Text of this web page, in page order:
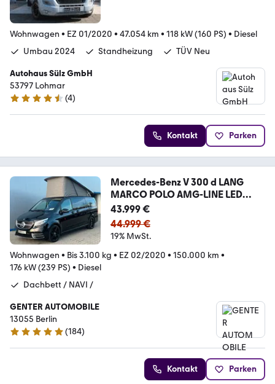
Wohnwagen • EZ 01/2020 • 47.054 km • 118 kW (160 PS) • Diesel
Umbau 2024
Standheizung TÜV Neu
Autohaus Sülz GmbH
53797 Lohmar
4.6 Sterne
(4)
Kontakt Parken
Mercedes-Benz V 300 d LANG
MARCO POLO AMG-LINE LED
KAMERA AHK
43.999 €
44.999 €
19% MwSt.
Wohnwagen • Bis 3.100 kg • EZ 02/2020 • 150.000 km •
176 kW (239 PS) • Diesel
Dachbett / NAVI /
GENTER AUTOMOBILE
13055 Berlin
4.9 Sterne
(184)
Kontakt Parken